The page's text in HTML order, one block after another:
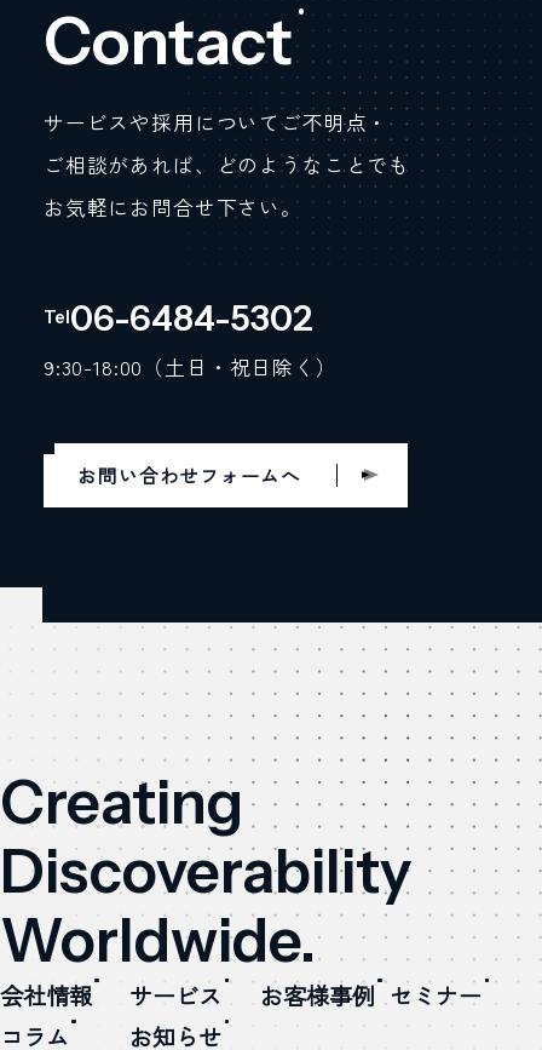
Contact
サービスや採用についてご不明点・
ご相談があれば、どのようなことでも
お気軽にお問合せ下さい。
Tel06-6484-5302
9:30-18:00（土日・祝日除く）
お問い合わせフォームへ
Creating
Discoverability
Worldwide.
会社情報 サービス お客様事例 セミナー
コラム
お知らせ